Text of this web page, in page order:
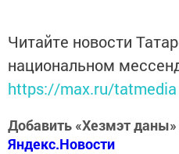
Читайте новости
национальном
https://max.ru/tatmedia
Добавить «Хезмэт даны»
Яндекс.Новости